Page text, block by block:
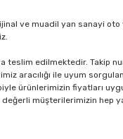
ve muadil yan sanayi
teslim edilmektedir. Takip
aracılığı ile uyum
ürünlerimizin fiyatları
müşterilerimizin hep